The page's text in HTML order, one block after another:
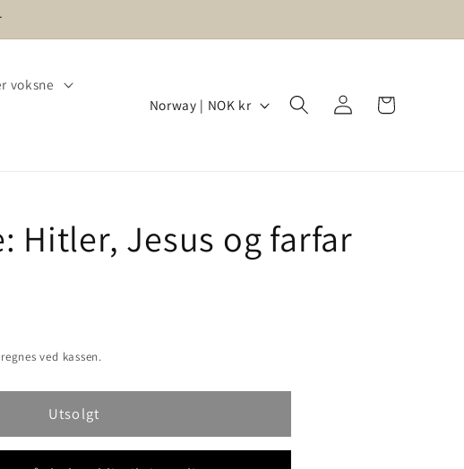
voksne
L
/
i
n
Norway | NOK kr
Logg
inn
Handlekurv
Hitler, Jesus og farfar
ved kassen.
Utsolgt